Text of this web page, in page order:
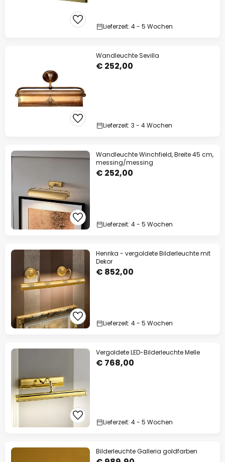
Lieferzeit: 4 - 5 Wochen
Wandleuchte Sevilla
€ 252,00
Lieferzeit: 3 - 4 Wochen
Wandleuchte Winchfield, Breite 45 cm,
messing/messing
€ 252,00
Lieferzeit: 4 - 5 Wochen
Henrika - vergoldete Bilderleuchte mit
Dekor
€ 852,00
Lieferzeit: 4 - 5 Wochen
Vergoldete LED-Bilderleuchte Melle
€ 768,00
Lieferzeit: 4 - 5 Wochen
Bilderleuchte Galleria goldfarben